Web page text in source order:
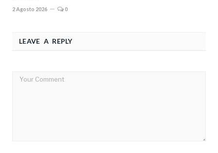
2 Agosto 2026 0
LEAVE A REPLY